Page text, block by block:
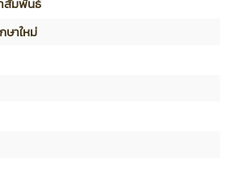
สัมพันธ์
าใหม่